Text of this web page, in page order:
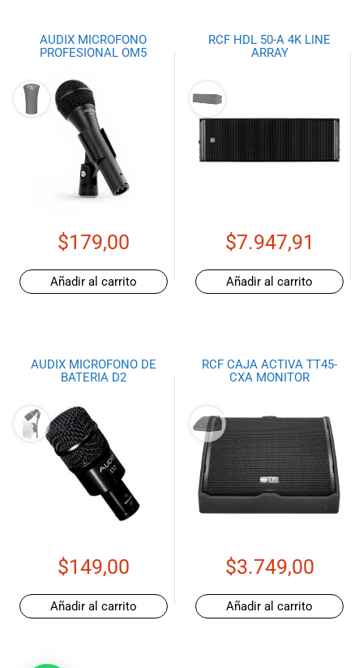
AUDIX MICROFONO
PROFESIONAL OM5
$179,00
Añadir al carrito
RCF HDL 50-A 4K LINE
ARRAY
$7.947,91
Añadir al carrito
AUDIX MICROFONO DE
BATERIA D2
$149,00
Añadir al carrito
RCF CAJA ACTIVA TT45-
CXA MONITOR
$3.749,00
Añadir al carrito